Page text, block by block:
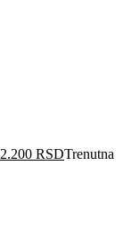
2.200 RSDTrenutna